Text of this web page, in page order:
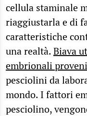
cellula staminale
riaggiustarla e di
caratteristiche
una realtà.Biava
embrionali
pesciolini da
mondo. I fattori
pesciolino,